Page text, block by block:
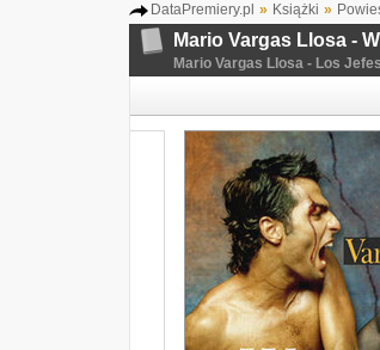
DataPremiery.pl » Książki »
Mario Vargas Llosa -
Mario Vargas Llosa - Los